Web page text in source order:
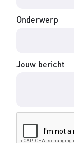
Onderwerp
Jouw bericht